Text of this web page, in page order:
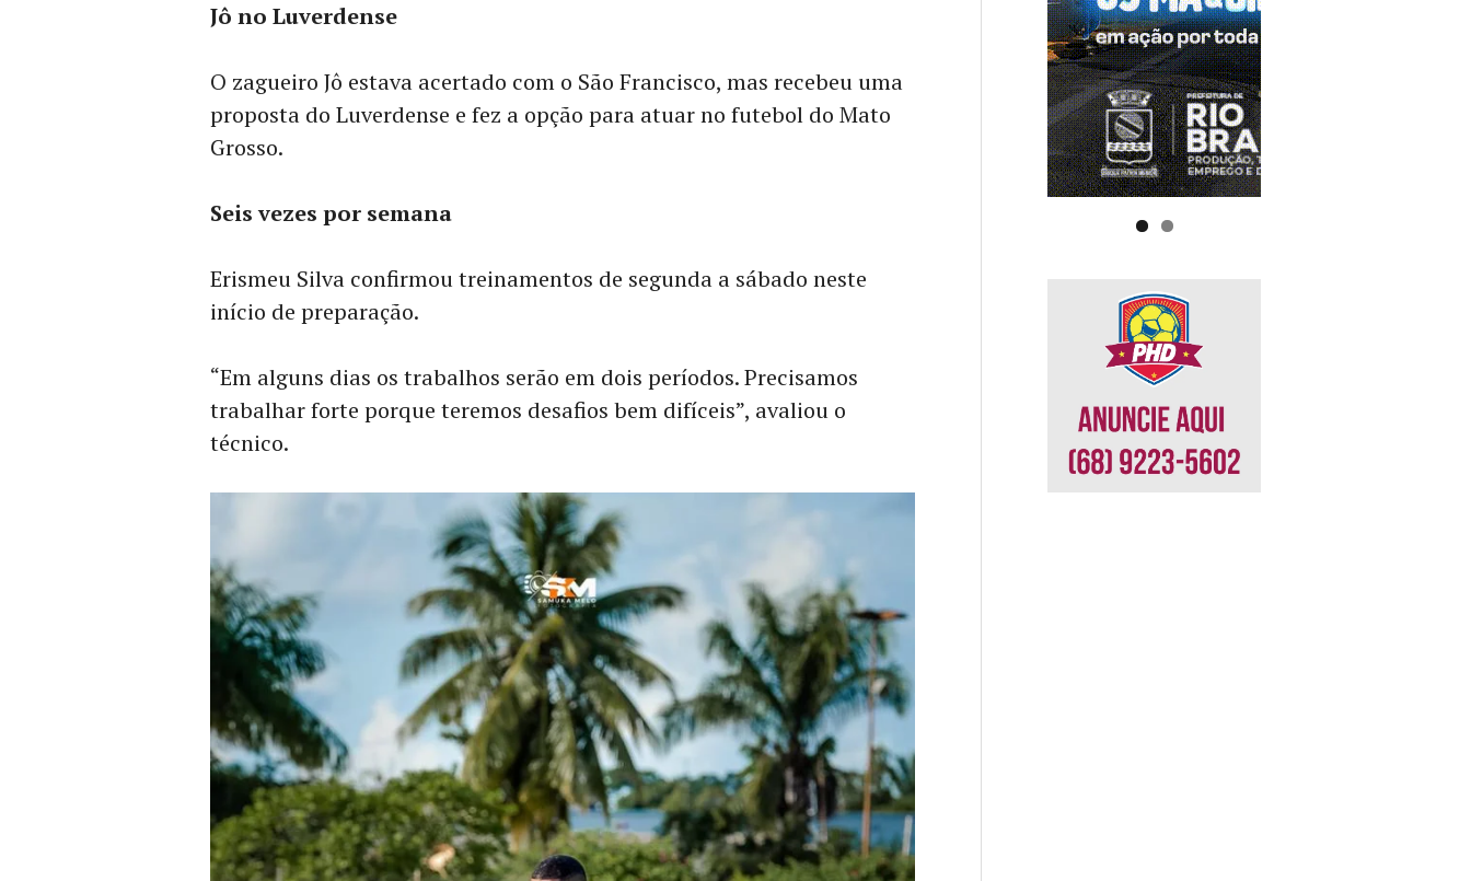
Jô no Luverdense
O zagueiro Jô estava acertado com o São Francisco, mas recebeu uma
proposta do Luverdense e fez a opção para atuar no futebol do Mato
Grosso.
Seis vezes por semana
Erismeu Silva confirmou treinamentos de segunda a sábado neste
início de preparação.
“Em alguns dias os trabalhos serão em dois períodos. Precisamos
trabalhar forte porque teremos desafios bem difíceis”, avaliou o
técnico.